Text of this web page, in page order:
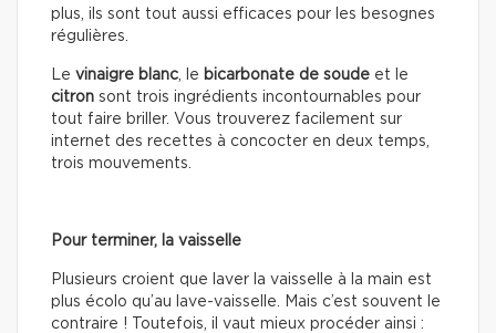
plus, ils sont tout aussi efficaces pour les besognes
régulières.
Le vinaigre blanc , le bicarbonate de soude et le
citron sont trois ingrédients incontournables pour
tout faire briller. Vous trouverez facilement sur
internet des recettes à concocter en deux temps,
trois mouvements.
Pour terminer, la vaisselle
Plusieurs croient que laver la vaisselle à la main est
plus écolo qu’au lave-vaisselle. Mais c’est souvent le
contraire ! Toutefois, il vaut mieux procéder ainsi :